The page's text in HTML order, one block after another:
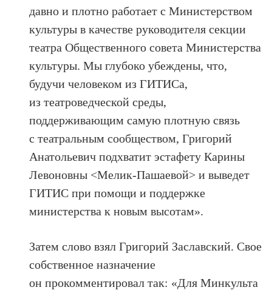
давно и плотно работает с Министерством
культуры в качестве руководителя секции
театра Общественного совета Министерства
культуры. Мы глубоко убеждены, что,
будучи человеком из ГИТИСа,
из театроведческой среды,
поддерживающим самую плотную связь
с театральным сообществом, Григорий
Анатольевич подхватит эстафету Карины
Левоновны <Мелик-Пашаевой> и выведет
ГИТИС при помощи и поддержке
министерства к новым высотам».
Затем слово взял Григорий Заславский. Свое
собственное назначение
он прокомментировал так: «Для Минкульта